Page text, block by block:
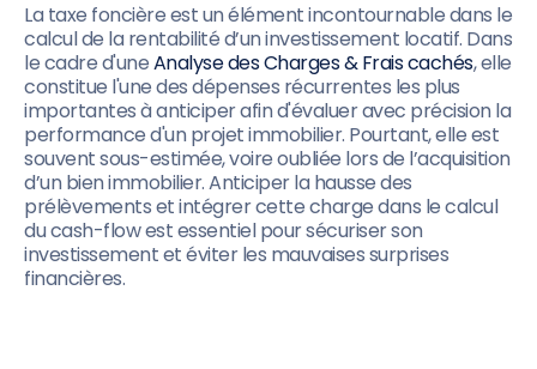
La taxe foncière est un élément incontournable dans le
calcul de la rentabilité d’un investissement locatif. Dans
le cadre d'uneAnalyse des Charges & Frais cachés, elle
constitue l'une des dépenses récurrentes les plus
importantes à anticiper afin d'évaluer avec précision la
performance d'un projet immobilier. Pourtant, elle est
souvent sous-estimée, voire oubliée lors de l’acquisition
d’un bien immobilier. Anticiper la hausse des
prélèvements et intégrer cette charge dans le calcul
du cash-flow est essentiel pour sécuriser son
investissement et éviter les mauvaises surprises
financières.